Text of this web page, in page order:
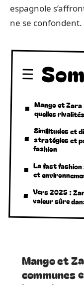
espagnole
ne se confondent.
Mango et Zara
quelles
Similitudes et
stratégies et
fashion
La fast fashion
et
Vers 2025 :
valeur sûre
Mango et
communes